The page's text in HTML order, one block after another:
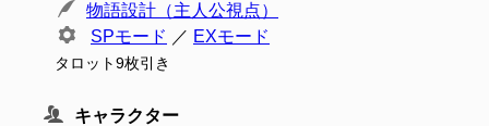
物語設計（主人公視点）
SPモード ／ EXモード
タロット9枚引き
キャラクター